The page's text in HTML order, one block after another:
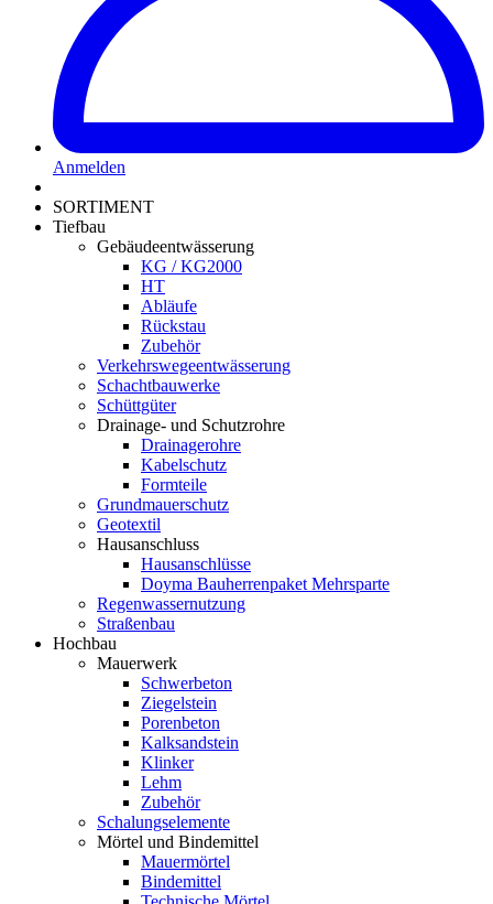
Anmelden
SORTIMENT
Tiefbau
Gebäudeentwässerung
KG / KG2000
HT
Abläufe
Rückstau
Zubehör
Verkehrswegeentwässerung
Schachtbauwerke
Schüttgüter
Drainage- und Schutzrohre
Drainagerohre
Kabelschutz
Formteile
Grundmauerschutz
Geotextil
Hausanschluss
Hausanschlüsse
Doyma Bauherrenpaket Mehrsparte
Regenwassernutzung
Straßenbau
Hochbau
Mauerwerk
Schwerbeton
Ziegelstein
Porenbeton
Kalksandstein
Klinker
Lehm
Zubehör
Schalungselemente
Mörtel und Bindemittel
Mauermörtel
Bindemittel